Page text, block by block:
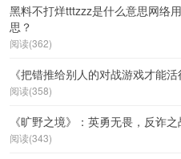
黑料不打烊tttzzz是什么意思网络
思？
阅读(362)
《把错推给别人的对战游戏才能
阅读(358)
《旷野之境》：英勇无畏，反诈之
阅读(343)